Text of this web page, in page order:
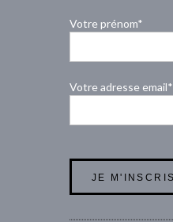
Votre prénom*
Votre adresse email*